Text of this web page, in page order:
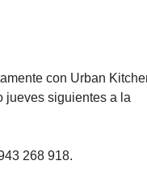
con Urban
jueves siguientes a la
268 918.